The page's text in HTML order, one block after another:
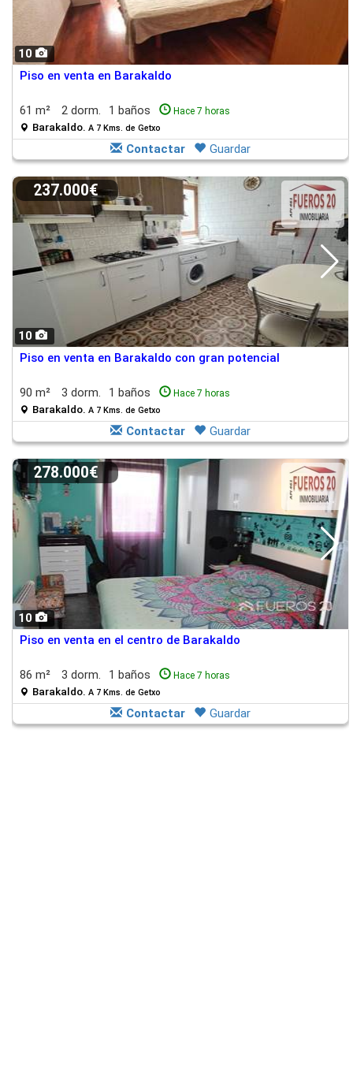
10
Piso en venta en Barakaldo
61 m² 2 dorm. 1 baños Hace 7 horas
Barakaldo. A 7 Kms. de Getxo
Contactar Guardar
10
237.000€
Piso en venta en Barakaldo con gran potencial
90 m² 3 dorm. 1 baños Hace 7 horas
Barakaldo. A 7 Kms. de Getxo
Contactar Guardar
10
278.000€
Piso en venta en el centro de Barakaldo
86 m² 3 dorm. 1 baños Hace 7 horas
Barakaldo. A 7 Kms. de Getxo
Contactar Guardar